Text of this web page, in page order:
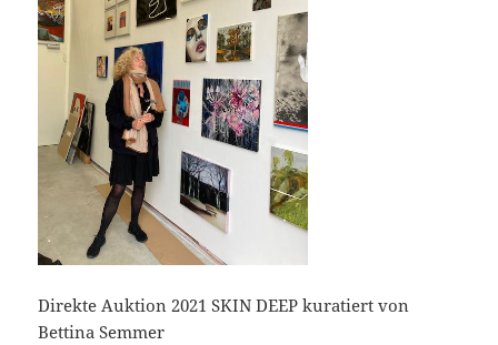
Direkte Auktion 2021 SKIN DEEP kuratiert von
Bettina Semmer